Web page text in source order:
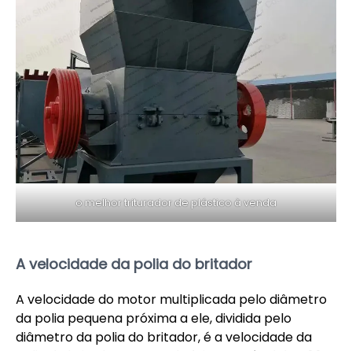
o melhor triturador de plástico à venda
A velocidade da polia do britador
A velocidade do motor multiplicada pelo diâmetro
da polia pequena próxima a ele, dividida pelo
diâmetro da polia do britador, é a velocidade da